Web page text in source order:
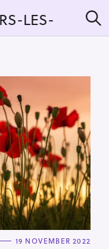
LES-
e
19 NOVEMBER 2022